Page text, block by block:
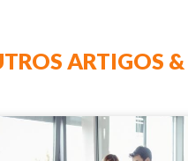
ARTIGOS